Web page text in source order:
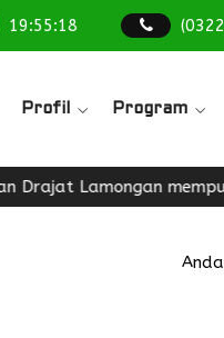
19:55:19
Profil Program
Lamongan